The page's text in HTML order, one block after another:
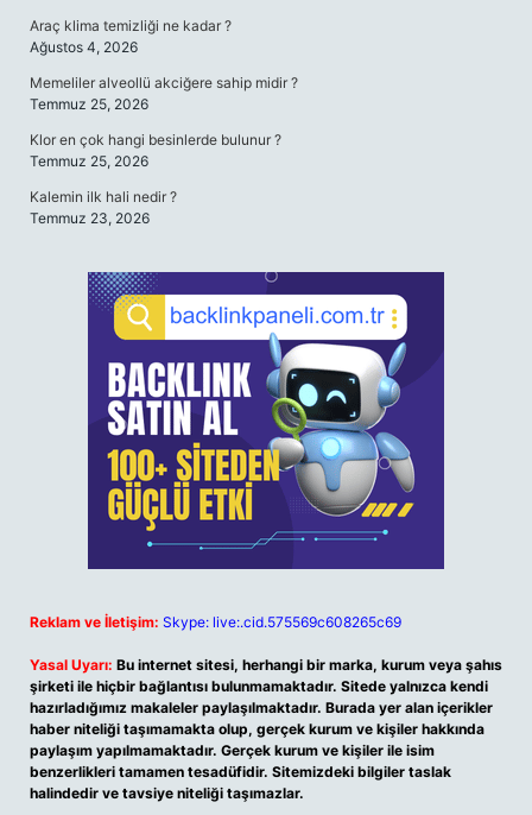
Araç klima temizliği ne kadar ?
Ağustos 4, 2026
Memeliler alveollü akciğere sahip midir ?
Temmuz 25, 2026
Klor en çok hangi besinlerde bulunur ?
Temmuz 25, 2026
Kalemin ilk hali nedir ?
Temmuz 23, 2026
Reklam ve İletişim: Skype: live:.cid.575569c608265c69
Yasal Uyarı: Bu internet sitesi, herhangi bir marka, kurum veya şahıs
şirketi ile hiçbir bağlantısı bulunmamaktadır. Sitede yalnızca kendi
hazırladığımız makaleler paylaşılmaktadır. Burada yer alan içerikler
haber niteliği taşımamakta olup, gerçek kurum ve kişiler hakkında
paylaşım yapılmamaktadır. Gerçek kurum ve kişiler ile isim
benzerlikleri tamamen tesadüfidir. Sitemizdeki bilgiler taslak
halindedir ve tavsiye niteliği taşımazlar.